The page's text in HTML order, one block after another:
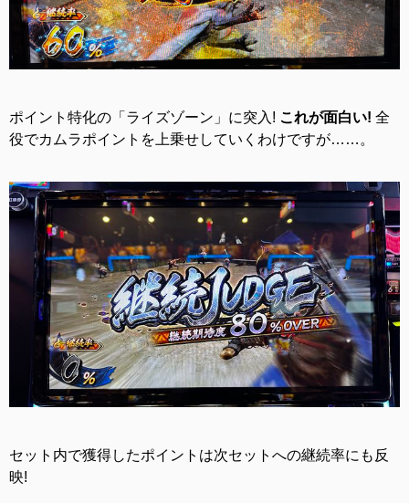
ポイント特化の「ライズゾーン」に突入! これが面白い! 全
役でカムラポイントを上乗せしていくわけですが……。
セット内で獲得したポイントは次セットへの継続率にも反
映!